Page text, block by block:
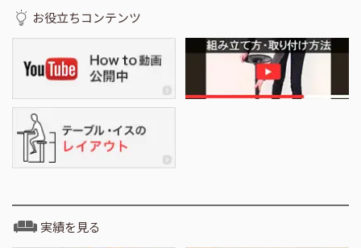
お役立ちコンテンツ
実績を見る